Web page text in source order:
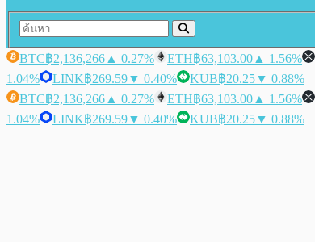
BTC฿2,136,266 ▲ 0.27% ETH฿63,103.00 ▲ 1.56%
1.04%
LINK฿269.59▼ 0.40% KUB฿20.25▼ 0.88%
BTC฿2,136,266 ▲ 0.27% ETH฿63,103.00 ▲ 1.56%
1.04%
LINK฿269.59▼ 0.40% KUB฿20.25▼ 0.88%